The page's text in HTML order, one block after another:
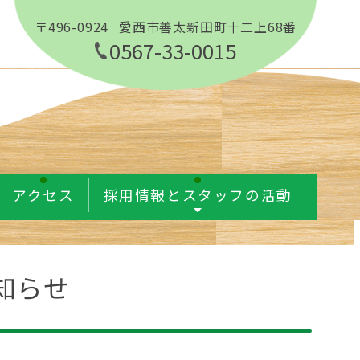
〒496-0924 愛西市善太新田町十二上68番
0567-33-0015
アクセス 採用情報とスタッフの活動
らせ